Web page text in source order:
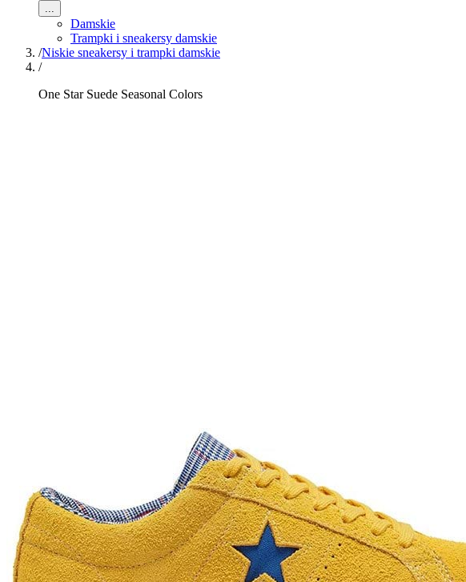
...
Damskie
Trampki i sneakersy damskie
/Niskie sneakersy i trampki damskie
/
One Star Suede Seasonal Colors